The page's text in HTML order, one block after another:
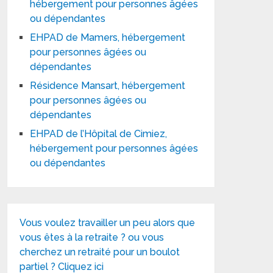
hébergement pour personnes âgées
ou dépendantes
EHPAD de Mamers, hébergement
pour personnes âgées ou
dépendantes
Résidence Mansart, hébergement
pour personnes âgées ou
dépendantes
EHPAD de l’Hôpital de Cimiez,
hébergement pour personnes âgées
ou dépendantes
Vous voulez travailler un peu alors que
vous êtes à la retraite ? ou vous
cherchez un retraité pour un boulot
partiel ? Cliquez ici